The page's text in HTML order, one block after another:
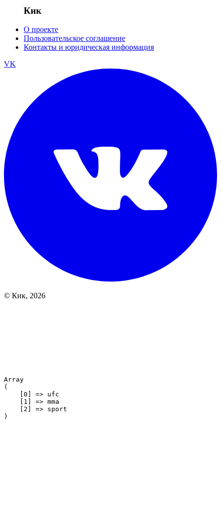
Кик
О проекте
Пользовательское соглашение
Контакты и юридическая информация
VK
© Кик, 2026
Array
(
    [0] => ufc
    [1] => mma
    [2] => sport